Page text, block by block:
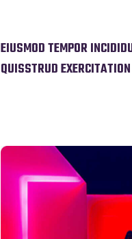
EIUSMOD TEMPOR
QUISSTRUD